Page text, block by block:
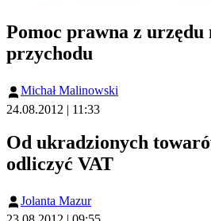
Pomoc prawna z
przychodu
Michał Malinowski
24.08.2012 | 11:33
Od ukradzionych
odliczyć VAT
Jolanta Mazur